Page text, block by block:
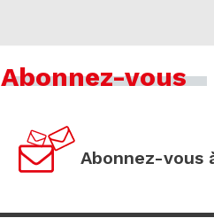
Abonnez-vous
Abonnez-vous